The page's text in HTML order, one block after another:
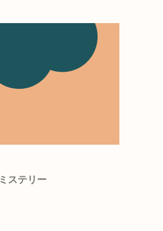
ミステリー